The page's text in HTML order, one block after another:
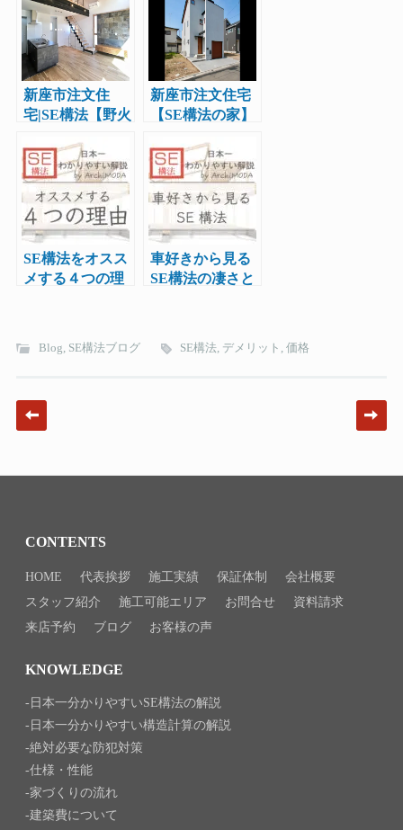
学会スター
ト！】
新座市注文住
宅|SE構法【野火
場見学会実施
新座市注文住宅
【SE構法の家】
レポート11
SE構法をオスス
メする４つの理
車好きから見る
SE構法の凄さと
Blog, SE構法ブログ SE構法, デメリット , 価格
Post navigation
CONTENTS
HOME 代表挨拶 施工実績 保証体制
会社概要
スタッフ紹介
施工可能エリア お問合せ
資料請求
来店予約
ブログ お客様の声
KNOWLEDGE
日本一分かりやすいSE構法の解説
日本一分かりやすい構造計算の解説
絶対必要な防犯対策
仕様・性能
家づくりの流れ
建築費について